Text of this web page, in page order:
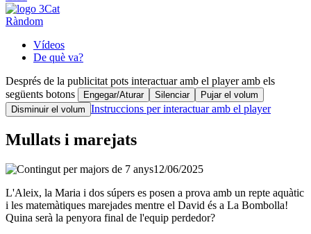
Ràndom
Vídeos
De què va?
Després de la publicitat pots interactuar amb el player amb els
següents botons
Engegar/Aturar Silenciar
Pujar el volum
Disminuir el volum Instruccions per interactuar amb el player
Mullats i marejats
12/06/2025
L'Aleix, la Maria i dos súpers es posen a prova amb un repte aquàtic
i les matemàtiques marejades mentre el David és a La Bombolla!
Quina serà la penyora final de l'equip perdedor?